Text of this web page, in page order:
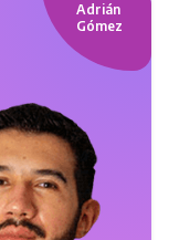
Adrián
Gómez